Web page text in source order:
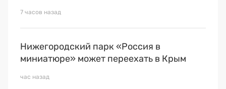
7 часов назад
Нижегородский парк «Россия в
миниатюре» может переехать в Крым
час назад